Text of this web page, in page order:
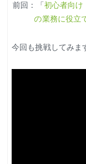
クラウド実行環
エージェント
プライベートノ
前回：「 初心者向け
の業務に役立
今回も挑戦してみま